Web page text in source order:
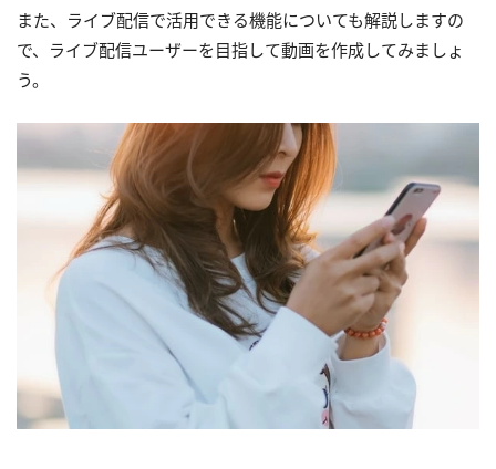
また、ライブ配信で活用できる機能についても解説しますの
で、ライブ配信ユーザーを目指して動画を作成してみましょ
う。